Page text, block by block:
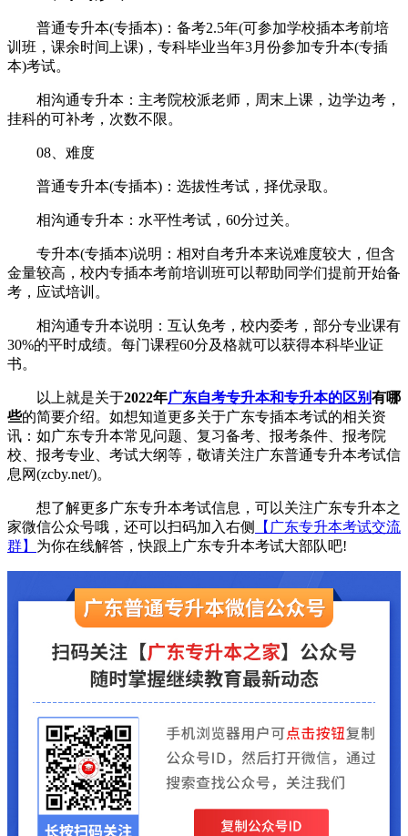
普通专升本(专插本)：备考2.5年(可参加学校插本考前培
训班，课余时间上课)，专科毕业当年3月份参加专升本(专插
本)考试。
相沟通专升本：主考院校派老师，周末上课，边学边考，
挂科的可补考，次数不限。
08、难度
普通专升本(专插本)：选拔性考试，择优录取。
相沟通专升本：水平性考试，60分过关。
专升本(专插本)说明：相对自考升本来说难度较大，但含
金量较高，校内专插本考前培训班可以帮助同学们提前开始备
考，应试培训。
相沟通专升本说明：互认免考，校内委考，部分专业课有
30%的平时成绩。每门课程60分及格就可以获得本科毕业证
书。
以上就是关于2022年广东自考专升本和专升本的区别有哪
些的简要介绍。如想知道更多关于广东专插本考试的相关资
讯：如广东专升本常见问题、复习备考、报考条件、报考院
校、报考专业、考试大纲等，敬请关注广东普通专升本考试信
息网(zcby.net/)。
想了解更多广东专升本考试信息，可以关注广东专升本之
家微信公众号哦，还可以扫码加入右侧
【广东专升本考试交流
群】 为你在线解答，快跟上广东专升本考试大部队吧!